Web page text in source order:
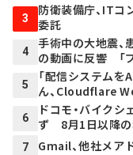
3
防衛装備庁、ITコ
委託
4
手術中の大地震
の動画に反響 「プ
5
「配信システムを
ん、Cloudflare
6
ドコモ・バイク
ず 8月1日以降の
7 Gmail、他社メア